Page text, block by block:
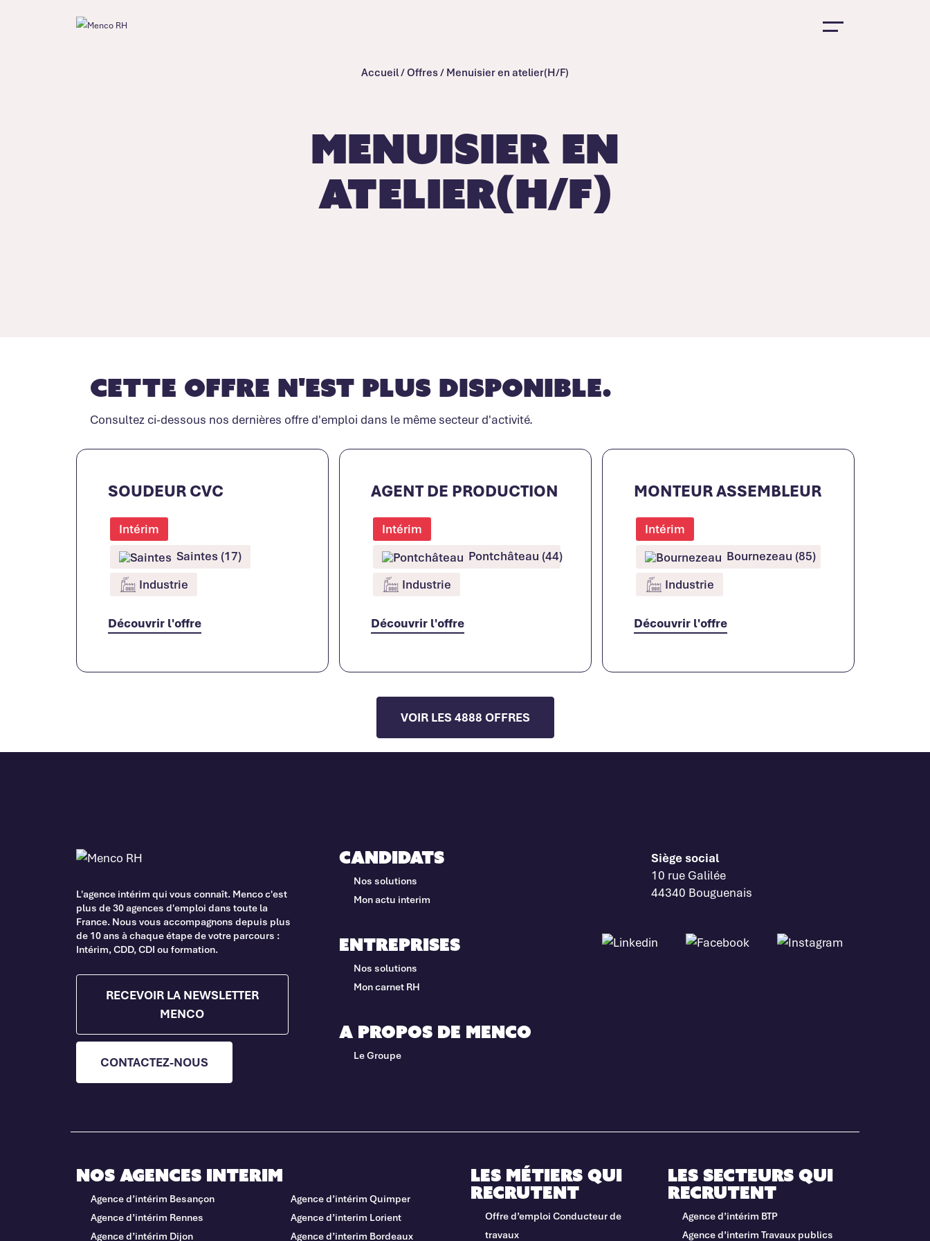
Accueil/Offres/ Menuisier en atelier(H/F)
Menuisier en
atelier(H/F)
Cette offre n'est plus disponible.
Consultez ci-dessous nos dernières offre d'emploi dans le même secteur d'activité.
SOUDEUR CVC
Intérim
Saintes (17)
Industrie
Découvrir l'offre
AGENT DE PRODUCTION
Intérim
Pontchâteau (44)
Industrie
Découvrir l'offre
MONTEUR ASSEMBLEUR
Intérim
Bournezeau (85)
Industrie
Découvrir l'offre
VOIR LES 4888 OFFRES
L'agence intérim qui vous connaît. Menco c'est
plus de 30 agences d'emploi dans toute la
France. Nous vous accompagnons depuis plus
de 10 ans à chaque étape de votre parcours :
Intérim, CDD, CDI ou formation.
RECEVOIR LA NEWSLETTER
MENCO
CONTACTEZ-NOUS
Candidats
Nos solutions
Mon actu interim
Entreprises
Nos solutions
Mon carnet RH
A propos de Menco
Le Groupe
Siège social
10 rue Galilée
44340 Bouguenais
Nos agences interim
Agence d’intérim Besançon
Agence d’intérim Rennes
Agence d’intérim Dijon
Agence d’intérim Quimper
Agence d’interim Lorient
Agence d’interim Bordeaux
Les métiers qui
recrutent
Offre d’emploi Conducteur de
travaux
Les secteurs qui
recrutent
Agence d’intérim BTP
Agence d’interim Travaux publics